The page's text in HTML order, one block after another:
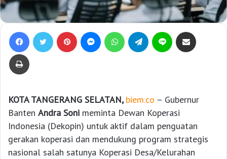
KOTA TANGERANG SELATAN,biem.co – Gubernur
Banten Andra Soni meminta Dewan Koperasi
Indonesia (Dekopin) untuk aktif dalam penguatan
gerakan koperasi dan mendukung program strategis
nasional salah satunya Koperasi Desa/Kelurahan